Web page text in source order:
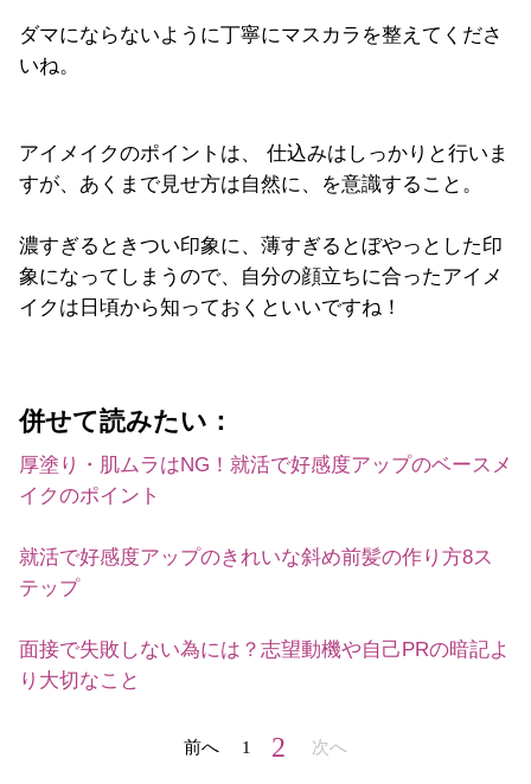
ダマにならないように丁寧にマスカラを整えてくださ
いね。
アイメイクのポイントは、 仕込みはしっかりと行いま
すが、あくまで見せ方は自然に、を意識すること。
濃すぎるときつい印象に、薄すぎるとぼやっとした印
象になってしまうので、自分の顔立ちに合ったアイメ
イクは日頃から知っておくといいですね！
併せて読みたい：
厚塗り・肌ムラはNG！就活で好感度アップのベースメ
イクのポイント
就活で好感度アップのきれいな斜め前髪の作り方8ス
テップ
面接で失敗しない為には？志望動機や自己PRの暗記よ
り大切なこと
前へ 1 2 次へ